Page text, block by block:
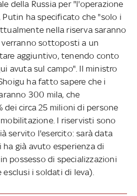
della Russia per "l'operazione
Putin ha specificato che "solo i
nella riserva saranno
verranno sottoposti a un
aggiuntivo, tenendo conto
avuta sul campo". Il ministro
ha fatto sapere che i
300 mila, che
dei circa 25 milioni di persone
I riservisti sono
servito l'esercito: sarà data
ha già avuto esperienza di
possesso di specializzazioni
i soldati di leva).